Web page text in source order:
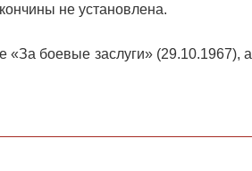
не установлена.
боевые заслуги» (29.10.1967), а